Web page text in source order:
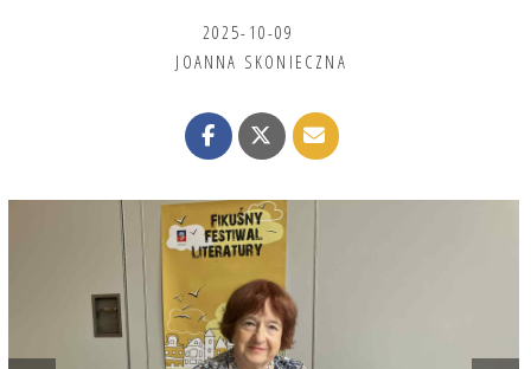
2025-10-09
JOANNA SKONIECZNA